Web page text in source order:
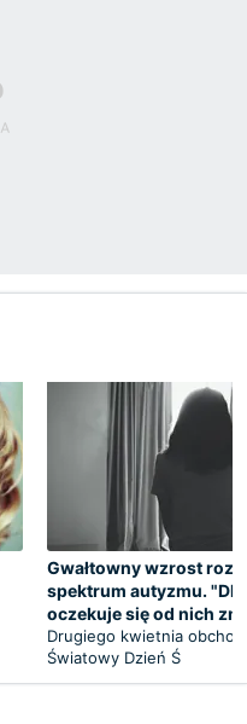
Gwałtowny wzrost
spektrum autyzmu.
oczekuje się od nich
Drugiego kwietnia
Światowy Dzień Ś